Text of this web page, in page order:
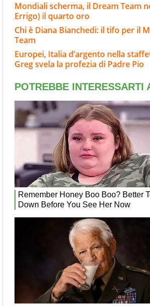
Mondiali scherma, il Dream Team
Errigo) il quarto oro
Chi è Diana Bianchedi: il tifo per il
Team
Europei, Italia d’argento nella
Greg svela la profezia di Padre Pio